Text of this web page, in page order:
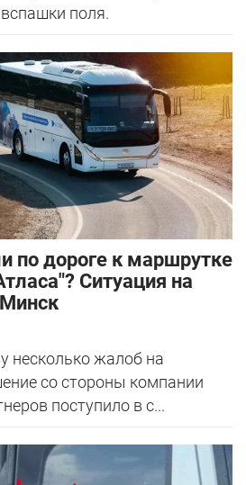
поля.
по дороге к маршрутке
Ситуация на
несколько жалоб на
со стороны компании
поступило в с...